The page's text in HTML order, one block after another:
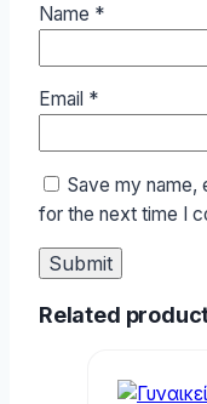
Name *
Email *
Save my name,
for the next time I
Related